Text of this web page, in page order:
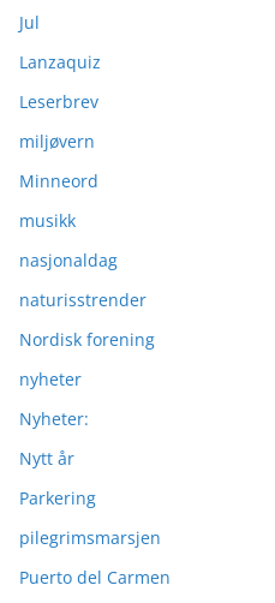
Jul
Lanzaquiz
Leserbrev
miljøvern
Minneord
musikk
nasjonaldag
naturisstrender
Nordisk forening
nyheter
Nyheter:
Nytt år
Parkering
pilegrimsmarsjen
Puerto del Carmen